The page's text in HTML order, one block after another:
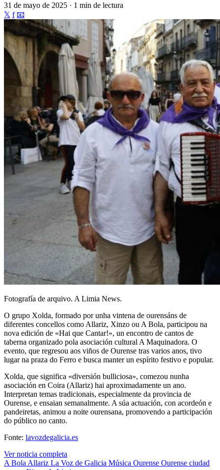
31 de mayo de 2025 · 1 min de lectura
𝕏 f 📧
Fotografía de arquivo. A Limia News.
O grupo Xolda, formado por unha vintena de ourensáns de
diferentes concellos como Allariz, Xinzo ou A Bola, participou na
nova edición de «Hai que Cantar!», un encontro de cantos de
taberna organizado pola asociación cultural A Maquinadora. O
evento, que regresou aos viños de Ourense tras varios anos, tivo
lugar na praza do Ferro e busca manter un espírito festivo e popular.
Xolda, que significa «diversión bulliciosa», comezou nunha
asociación en Coira (Allariz) hai aproximadamente un ano.
Interpretan temas tradicionais, especialmente da provincia de
Ourense, e ensaian semanalmente. A súa actuación, con acordeón e
pandeiretas, animou a noite ourensana, promovendo a participación
do público no canto.
Fonte: lavozdegalicia.es
Ver noticia completa
A Bola Allariz La Voz de Galicia Música Ourense Ourense ciudad